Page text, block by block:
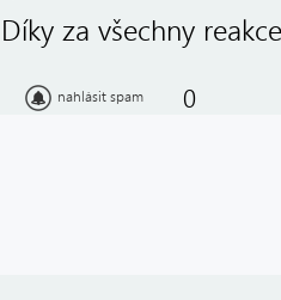
Díky za všechny
nahlásit spam 0